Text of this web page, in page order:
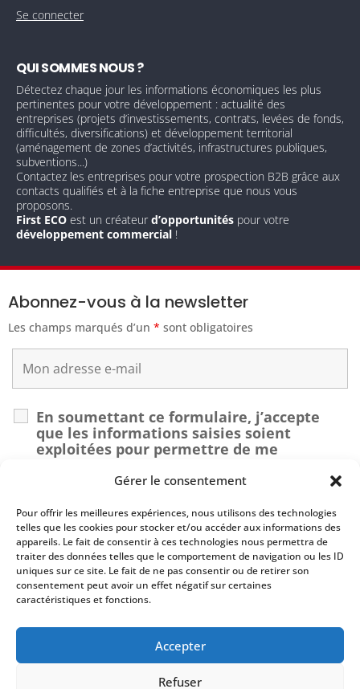
Gérer le consentement
Pour offrir les meilleures expériences, nous utilisons des technologies
telles que les cookies pour stocker et/ou accéder aux informations des
appareils. Le fait de consentir à ces technologies nous permettra de
traiter des données telles que le comportement de navigation ou les ID
uniques sur ce site. Le fait de ne pas consentir ou de retirer son
consentement peut avoir un effet négatif sur certaines
caractéristiques et fonctions.
Accepter
Refuser
Se connecter
QUI SOMMES NOUS ?
Détectez chaque jour les informations économiques les plus
pertinentes pour votre développement : actualité des
entreprises (projets d’investissements, contrats, levées de fonds,
difficultés, diversifications) et développement territorial
(aménagement de zones d’activités, infrastructures publiques,
subventions...)
Contactez les entreprises pour votre prospection B2B grâce aux
contacts qualifiés et à la fiche entreprise que nous vous
proposons.
First ECO est un créateurd’opportunités pour votre
développement commercial !
Abonnez-vous à la newsletter
Les champs marqués d’un * sont obligatoires
En soumettant ce formulaire, j’accepte
que les informations saisies soient
exploitées pour permettre de me
Recaptcha v2